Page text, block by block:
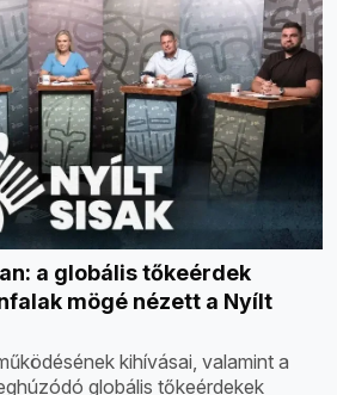
a globális tőkeérdek
mögé nézett a Nyílt
kihívásai, valamint a
globális tőkeérdekek